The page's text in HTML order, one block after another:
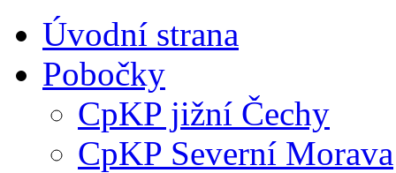
Úvodní strana
Pobočky
CpKP jižní Čechy
CpKP Severní Morava